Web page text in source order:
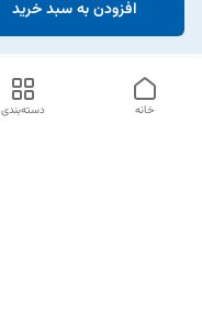
افزودن به سبد خرید
دسته‌بندی خانه